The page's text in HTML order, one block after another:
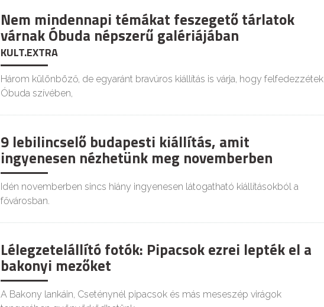
Nem mindennapi témákat feszegető tárlatok
várnak Óbuda népszerű galériájában
KULT.EXTRA
Három különböző, de egyaránt bravúros kiállítás is várja, hogy felfedezzétek
Óbuda szívében,
9 lebilincselő budapesti kiállítás, amit
ingyenesen nézhetünk meg novemberben
Idén novemberben sincs hiány ingyenesen látogatható kiállításokból a
fővárosban.
Lélegzetelállító fotók: Pipacsok ezrei lepték el a
bakonyi mezőket
A Bakony lankáin, Cseténynél pipacsok és más meseszép virágok